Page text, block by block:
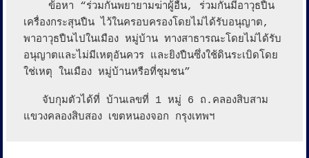
เครื่องกระสุนปืน ไว้ในครอบครองโดยไม่ได้รับอนุญาต,
พาอาวุธปืนไปในเมือง หมู่บ้าน ทางสาธารณะโดยไม่ได้รับ
อนุญาตและไม่มีเหตุอันควร และยิงปืนซึ่งใช้ดินระเบิดโดย
ใช่เหตุ ในเมือง หมู่บ้านหรือที่ชุมชน”
แขวงคลองสิบสอง เขตหนองจอก กรุงเทพฯ